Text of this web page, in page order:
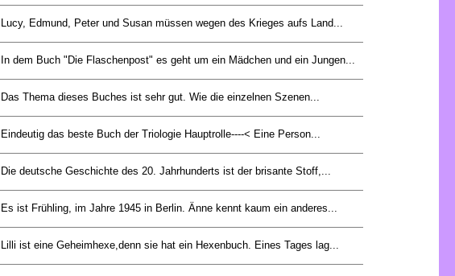
Lucy, Edmund, Peter und Susan müssen wegen des Krieges aufs Land...
In dem Buch "Die Flaschenpost" es geht um ein Mädchen und ein Jungen...
Das Thema dieses Buches ist sehr gut. Wie die einzelnen Szenen...
Eindeutig das beste Buch der Triologie Hauptrolle----< Eine Person...
Die deutsche Geschichte des 20. Jahrhunderts ist der brisante Stoff,...
Es ist Frühling, im Jahre 1945 in Berlin. Änne kennt kaum ein anderes...
Lilli ist eine Geheimhexe,denn sie hat ein Hexenbuch. Eines Tages lag...